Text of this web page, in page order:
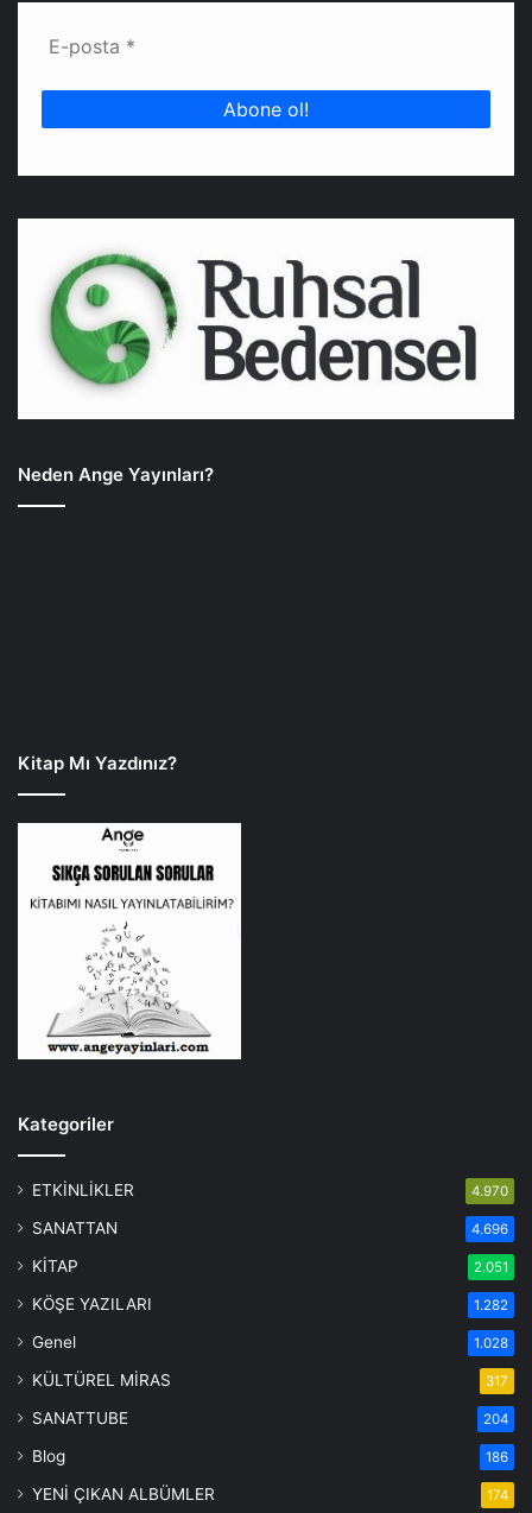
Neden Ange Yayınları?
Kitap Mı Yazdınız?
Kategoriler
ETKİNLİKLER 4.970
SANATTAN 4.696
KİTAP 2.051
KÖŞE YAZILARI 1.282
Genel 1.028
KÜLTÜREL MİRAS 317
SANATTUBE 204
Blog 186
YENİ ÇIKAN ALBÜMLER 174